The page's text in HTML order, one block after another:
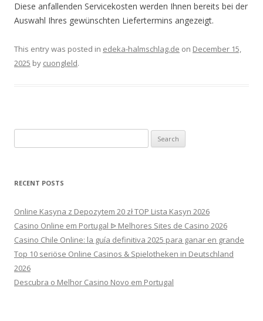
Diese anfallenden Servicekosten werden Ihnen bereits bei der
Auswahl Ihres gewünschten Liefertermins angezeigt.
This entry was posted in edeka-halmschlag.de on December 15,
2025 by cuongleld.
for:
RECENT POSTS
Online Kasyna z Depozytem 20 zł TOP Lista Kasyn 2026
Casino Online em Portugal ᐉ Melhores Sites de Casino 2026
Casino Chile Online: la guía definitiva 2025 para ganar en grande
Top 10 seriöse Online Casinos & Spielotheken in Deutschland
2026
Descubra o Melhor Casino Novo em Portugal